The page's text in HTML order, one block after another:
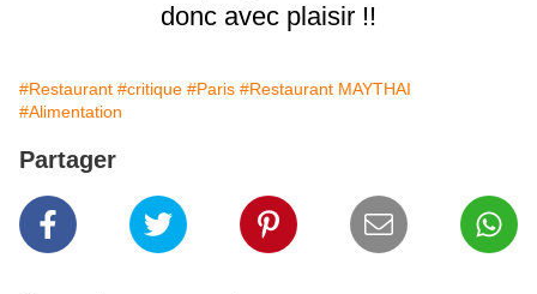
donc avec plaisir !!
#Restaurant #critique #Paris #Restaurant MAYTHAI
#Alimentation
Partager